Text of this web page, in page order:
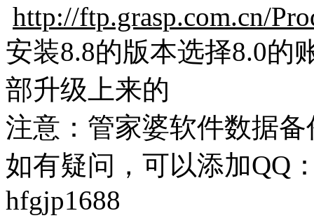
http://ftp.grasp.com.cn/
安装8.8的版本选择8.0的
部升级上来的
注意：管家婆软件数据
如有疑问，可以添加QQ
hfgjp1688